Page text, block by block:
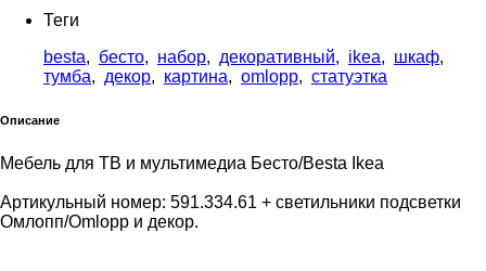
Теги
besta, бесто, набор, декоративный, ikea, шкаф,
тумба, декор, картина, omlopp, статуэтка
Описание
Мебель для ТВ и мультимедиа Бесто/Besta Ikea
Артикульный номер: 591.334.61 + светильники подсветки
Омлопп/Omlopp и декор.